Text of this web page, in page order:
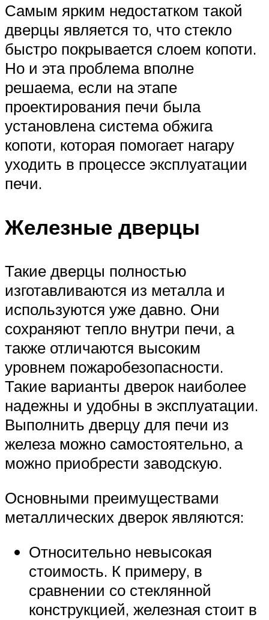
Самым ярким недостатком такой
дверцы является то, что стекло
быстро покрывается слоем копоти.
Но и эта проблема вполне
решаема, если на этапе
проектирования печи была
установлена система обжига
копоти, которая помогает нагару
уходить в процессе эксплуатации
печи.
Железные дверцы
Такие дверцы полностью
изготавливаются из металла и
используются уже давно. Они
сохраняют тепло внутри печи, а
также отличаются высоким
уровнем пожаробезопасности.
Такие варианты дверок наиболее
надежны и удобны в эксплуатации.
Выполнить дверцу для печи из
железа можно самостоятельно, а
можно приобрести заводскую.
Основными преимуществами
металлических дверок являются:
Относительно невысокая
стоимость. К примеру, в
сравнении со стеклянной
конструкцией, железная стоит в